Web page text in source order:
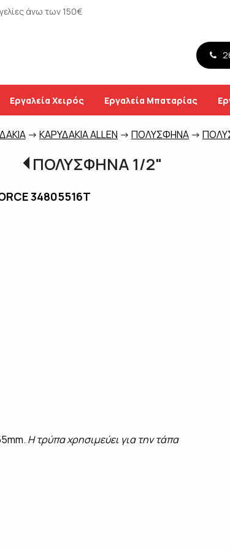
άνω των 150€
Εργαλεία Χειρός Εργαλεία Μπαταρίας
-> ΚΑΡΥΔΑΚΙΑ ALLEN -> ΠΟΛΥΣΦΗΝΑ ->
ΠΟΛΥΣΦΗΝΑ 1/2"
34805516T
Η τρύπα χρησιμεύει για την τάπα